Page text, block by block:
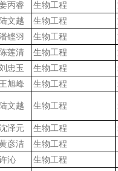
丙睿 生物工程
陆文越 生物工程
铿羽 生物工程
陈莲清 生物工程
忠玉 生物工程
王旭峰 生物工程
陆文越 生物工程
泽元 生物工程
彦洁 生物工程
沁 生物工程